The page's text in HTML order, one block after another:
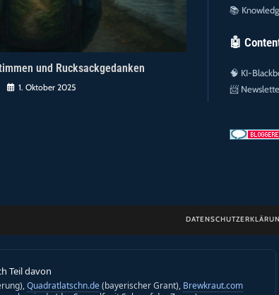
und Rucksackgedanken
1. Oktober 2025
📚
🤖
🧠 KI-
📨
Teil davon
Quadratlatschn.de(bayerischer Grant), Brewkraut.com